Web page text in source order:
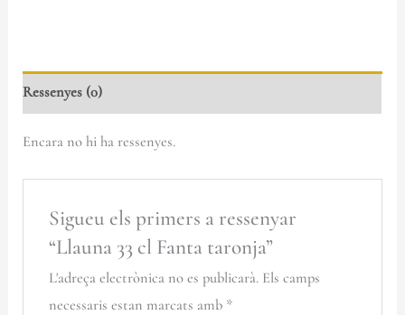
Ressenyes (0)
Encara no hi ha ressenyes.
Sigueu els primers a ressenyar
“Llauna 33 cl Fanta taronja”
L'adreça electrònica no es publicarà. Els camps
necessaris estan marcats amb *